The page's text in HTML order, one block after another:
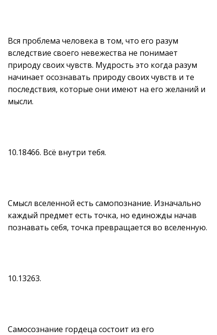
Вся проблема человека в том, что его разум
вследствие своего невежества не понимает
природу своих чувств. Мудрость это когда разум
начинает осознавать природу своих чувств и те
последствия, которые они имеют на его желаний и
мысли.
10.18466. Всё внутри тебя.
Смысл вселенной есть самопознание. Изначально
каждый предмет есть точка, но единожды начав
познавать себя, точка превращается во вселенную.
10.13263.
Самосознание гордеца состоит из его